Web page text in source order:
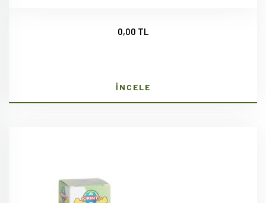
0,00 TL
İNCELE